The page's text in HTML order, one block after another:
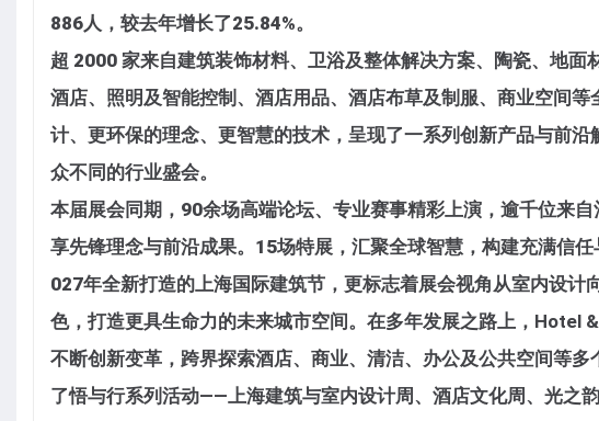
886人，较去年增长了25.84%。
超 2000 家来自建筑装饰材料、卫浴及整体解决方案、陶瓷、地
酒店、照明及智能控制、酒店用品、酒店布草及制服、商业空间
计、更环保的理念、更智慧的技术，呈现了一系列创新产品与前
众不同的行业盛会。
本届展会同期， 90余场高端论坛、专业赛事精彩上演 ，逾千位来
享先锋理念与前沿成果。 15场特展 ，汇聚全球智慧，构建充满信
027年全新打造的上海国际建筑节 ，更标志着展会视角从室内设
色，打造更具生命力的未来城市空间。在多年发展之路上，Hotel
不断创新变革，跨界探索酒店、商业、清洁、办公及公共空间等
了悟与行系列活动——上海建筑与室内设计周、酒店文化周、光之